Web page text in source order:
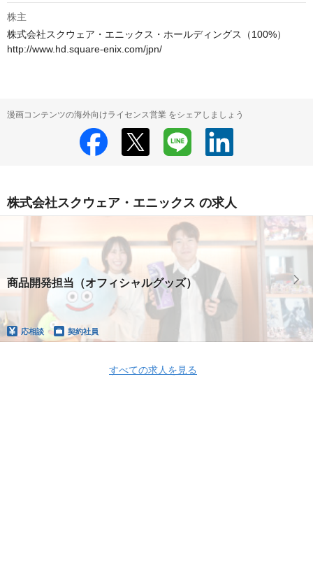
株主
株式会社スクウェア・エニックス・ホールディングス（100%）
http://www.hd.square-enix.com/jpn/
漫画コンテンツの海外向けライセンス営業 をシェアしましょう
株式会社スクウェア・エニックス の求人
商品開発担当（オフィシャルグッズ）
応相談 契約社員
すべての求人を見る